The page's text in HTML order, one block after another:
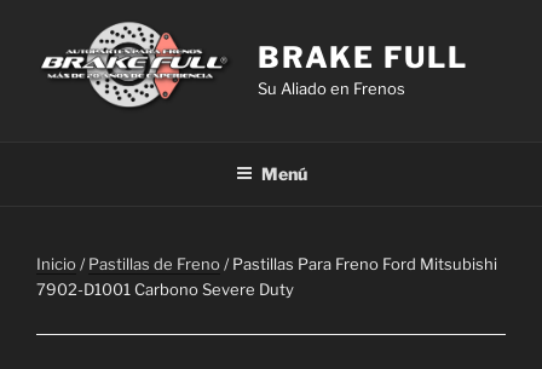
contenido
BRAKE FULL
Su Aliado en Frenos
Menú
Inicio/Pastillas de Freno/ Pastillas Para Freno Ford Mitsubishi
7902-D1001 Carbono Severe Duty